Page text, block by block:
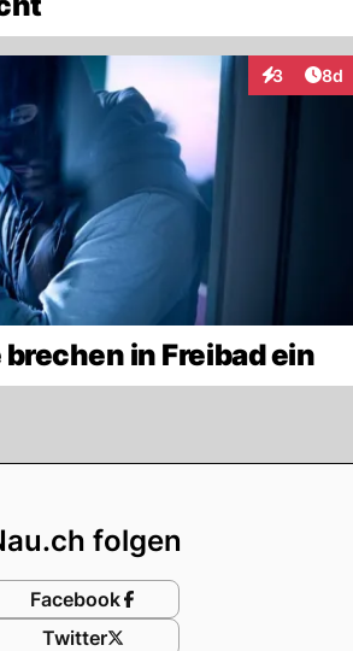
3 8d
in Freibad ein
folgen
Facebook
Twitter